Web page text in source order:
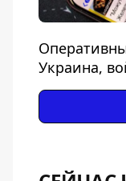
Украина,